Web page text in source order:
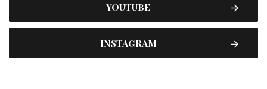
YOUTUBE
INSTAGRAM